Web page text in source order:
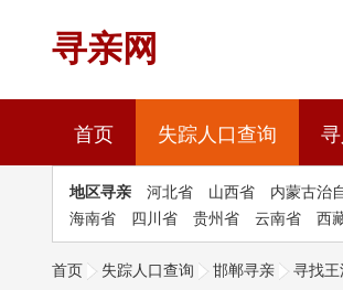
寻亲网
首页(current)失踪人口查询
地区寻亲 河北省 山西省 内蒙古治
海南省
四川省 贵州省 云南省 西
首页 失踪人口查询 邯郸寻亲 寻找